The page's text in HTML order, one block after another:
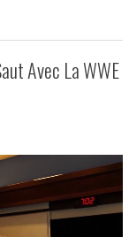
Avec La WWE